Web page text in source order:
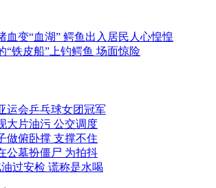
血变“血湖” 鳄鱼出入居民人心惶惶
“铁皮船”上钓鳄鱼 场面惊险
运会乒乓球女团冠军
大片油污 公交调度
做俯卧撑 支撑不住
公墓扮僵尸 为拍抖
过安检 谎称是水喝